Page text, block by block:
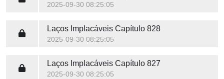
2025-09-30 08:25:05
Laços ImplacáveisCapítulo 828
2025-09-30 08:25:05
Laços ImplacáveisCapítulo 827
2025-09-30 08:25:05